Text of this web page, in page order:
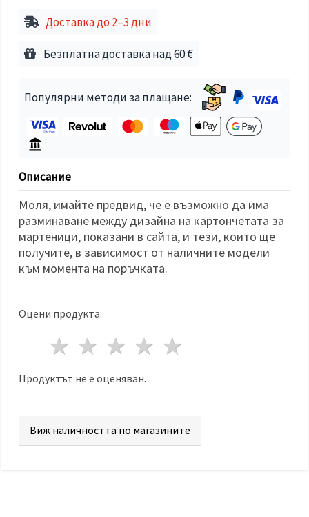
дадения
и кликнеш
бутона
Приеми
всички
Настройки
бисквитките
Доставка до 2–3 дни
Безплатна доставка над 60 €
Популярни методи за плащане:
Описание
Моля, имайте предвид, че е възможно да има
разминаване между дизайна на картончетата за
мартеници, показани в сайта, и тези, които ще
получите, в зависимост от наличните модели
към момента на поръчката.
Оцени продукта:
4 звезди
3 звезди
2 звезди
1 звезда
Продуктът не е оценяван.
Виж наличността по магазините